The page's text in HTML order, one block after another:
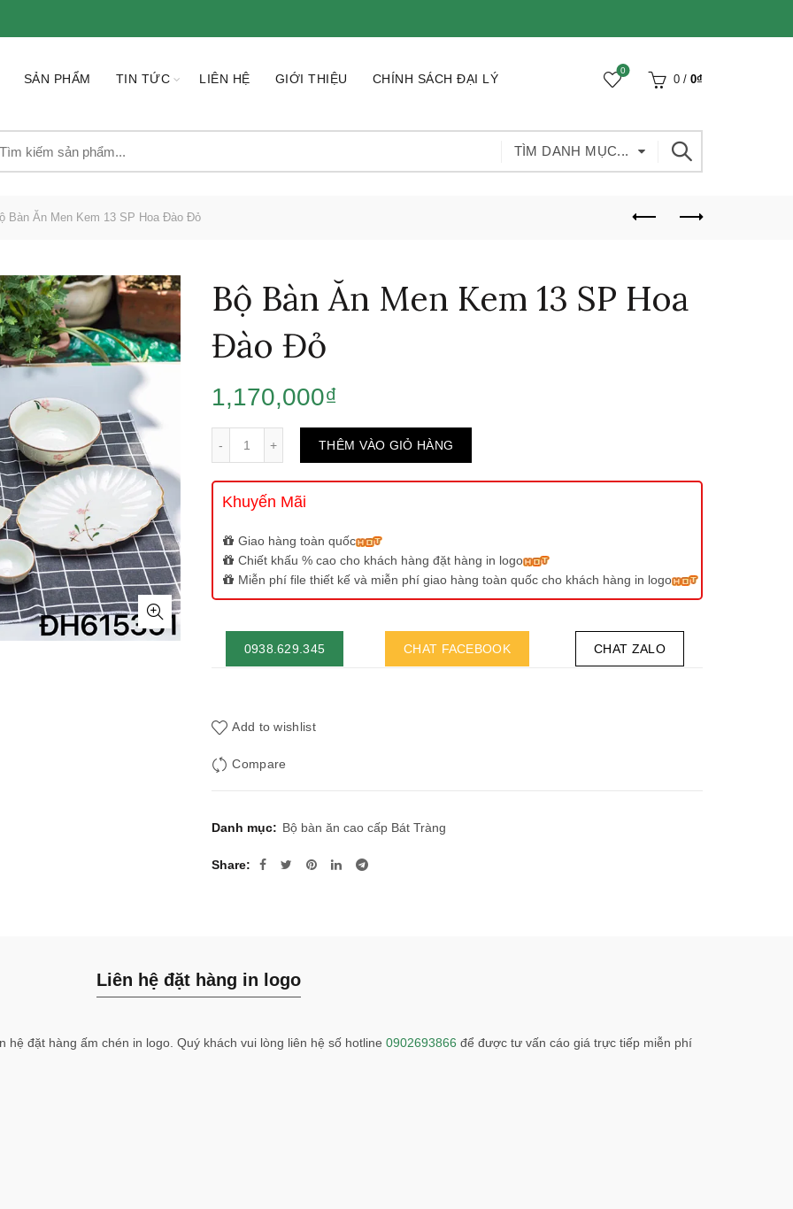
SẢN PHẨM TIN TỨC LIÊN HỆ GIỚI THIỆU CHÍNH SÁCH ĐẠI LÝ
0
0 / 0₫
TÌM DANH MỤC...
Bàn Ăn Men Kem 13 SP Hoa Đào Đỏ
Bộ Bàn Ăn Men Kem 13 SP Hoa
Đào Đỏ
1,170,000₫
THÊM VÀO GIỎ HÀNG
Khuyến Mãi
Giao hàng toàn quốc
Chiết khấu % cao cho khách hàng đặt hàng in logo
Miễn phí file thiết kế và miễn phí giao hàng toàn quốc cho khách hàng in logo
0938.629.345 CHAT FACEBOOK CHAT ZALO
Add to wishlist
Compare
Danh mục: Bộ bàn ăn cao cấp Bát Tràng
Share
Liên hệ đặt hàng in logo
hệ đặt hàng ấm chén in logo. Quý khách vui lòng liên hệ số hotline 0902693866 để được tư vấn cáo giá trực tiếp miễn phí